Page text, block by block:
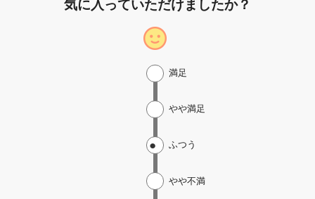
気に入っていただけましたか？
やや不満
ふつう
やや満足
満足